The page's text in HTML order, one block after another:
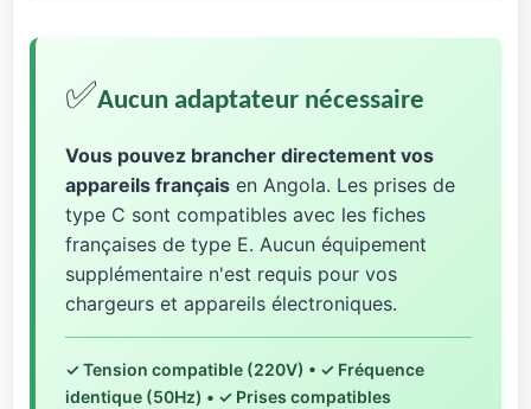
✅Aucun adaptateur nécessaire
Vous pouvez brancher directement vos
appareils français en Angola. Les prises de
type C sont compatibles avec les fiches
françaises de type E. Aucun équipement
supplémentaire n'est requis pour vos
chargeurs et appareils électroniques.
✓ Tension compatible (220V) • ✓ Fréquence
identique (50Hz) • ✓ Prises compatibles